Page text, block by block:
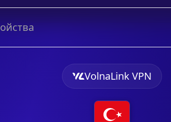
VolnaLink VPN